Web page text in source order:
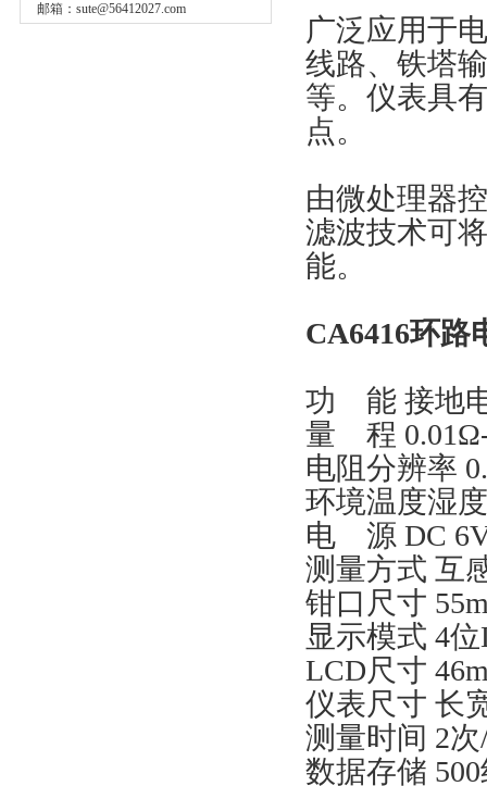
邮箱： sute@56412027.com
广泛应用于
线路、铁塔
等。仪表具
点。
由微处理器
滤波技术可
能。
CA6416环路
功 能 接地
量 程
电阻分辨率
环境温度湿
电 源 DC
测量方式 互
钳口尺寸
显示模式 4
LCD尺寸
仪表尺寸 长
测量时间 2
数据存储